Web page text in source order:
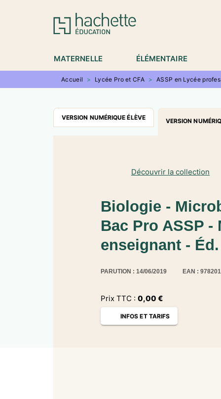
MENU RECHERCHE
MATERNELLE ÉLÉMENTAIRE
Accueil > Lycée Pro et CFA > ASSP en Lycée
VERSION NUMÉRIQUE ÉLÈVE VERSION
Découvrir la collection
Biologie -
Bac Pro ASSP
enseignant -
PARUTION : 14/06/2019 EAN :
Prix TTC : 0,00 €
INFOS ET TARIFS